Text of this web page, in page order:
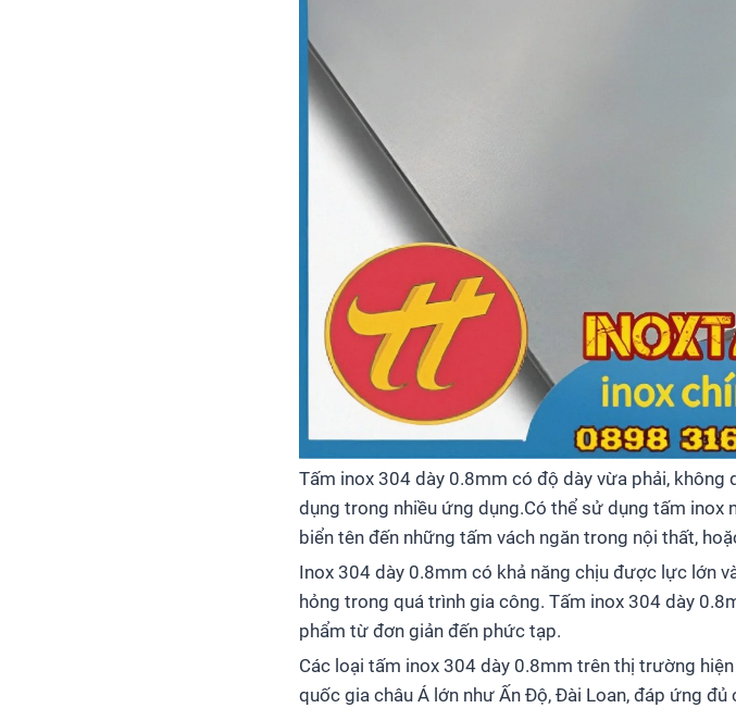
Tấm inox 304 dày 0.8mm có độ dày vừa phải,
dụng trong nhiều ứng dụng.Có thể sử dụng tấm inox
biển tên đến những tấm vách ngăn trong nội thất,
Inox 304 dày 0.8mm có khả năng chịu được lực lớn
hỏng trong quá trình gia công. Tấm inox 304 dày
phẩm từ đơn giản đến phức tạp.
Các loại tấm inox 304 dày 0.8mm trên thị trường
quốc gia châu Á lớn như Ấn Độ, Đài Loan, đáp ứng